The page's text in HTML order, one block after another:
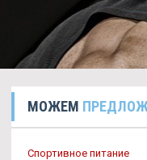
МОЖЕМ
Спортивное питание